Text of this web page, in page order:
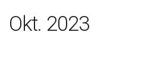
Okt. 2023